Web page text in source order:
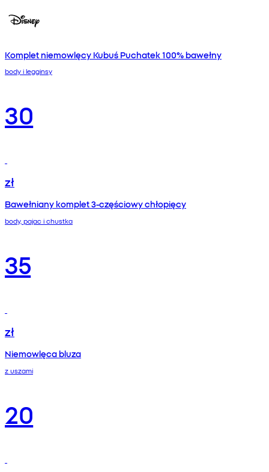
Komplet niemowlęcy Kubuś Puchatek 100% bawełny
body i legginsy
30
zł
Bawełniany komplet 3‑częściowy chłopięcy
body, pajac i chustka
35
zł
Niemowlęca bluza
z uszami
20